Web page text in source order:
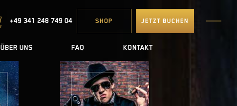
+49 341 248 749 04 SHOP JETZT BUCHEN
ÜBER UNS FAQ KONTAKT